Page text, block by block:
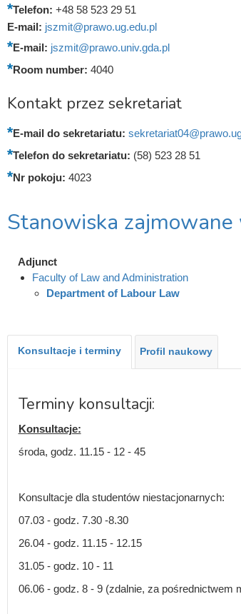
Telefon: +48 58 523 29 51
E-mail: jszmit@prawo.ug.edu.pl
E-mail: jszmit@prawo.univ.gda.pl
Room number: 4040
Kontakt przez sekretariat
E-mail do sekretariatu:
Telefon do sekretariatu: (58) 523 28 51
Nr pokoju: 4023
Stanowiska zajmowane
Adjunct
Faculty of Law and Administration
Department of Labour Law
Konsultacje i terminy Profil naukowy
Terminy konsultacji:
Konsultacje:
środa, godz. 11.15 - 12 - 45
Konsultacje dla studentów niestacjonarnych:
07.03 - godz. 7.30 -8.30
26.04 - godz. 11.15 - 12.15
31.05 - godz. 10 - 11
06.06 - godz. 8 - 9 (zdalnie, za pośrednictwem